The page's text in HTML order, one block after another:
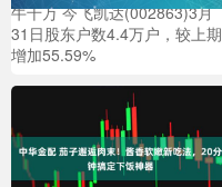
牛千万 今飞凯达(002863)3月
31日股东户数4.4万户，较上期
增加55.59%